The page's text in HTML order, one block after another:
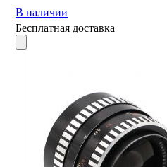
В наличии
Бесплатная доставка